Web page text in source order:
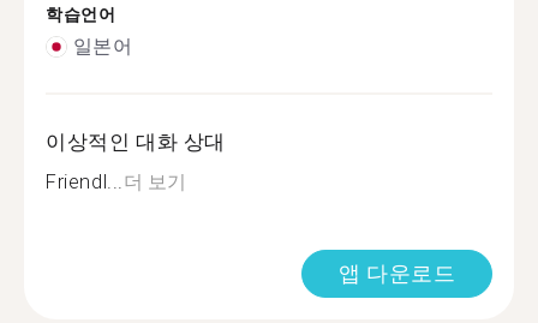
학습언어
일본어
이상적인 대화 상대
Friendl...더 보기
앱 다운로드